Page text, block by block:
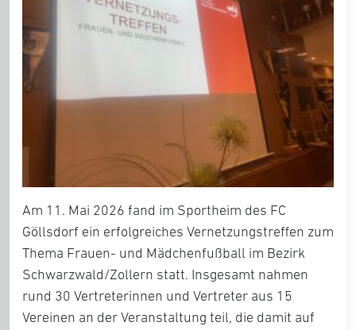
Am 11. Mai 2026 fand im Sportheim des FC
Göllsdorf ein erfolgreiches Vernetzungstreffen zum
Thema Frauen- und Mädchenfußball im Bezirk
Schwarzwald/Zollern statt. Insgesamt nahmen
rund 30 Vertreterinnen und Vertreter aus 15
Vereinen an der Veranstaltung teil, die damit auf